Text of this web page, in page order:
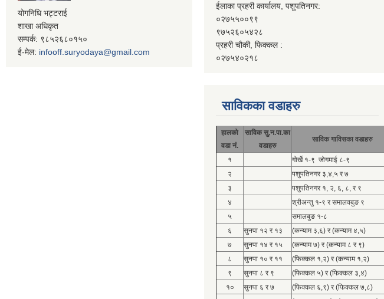
योगनिधि भट्टराई
शाखा अधिकृत
सम्पर्क: ९८५२६८०१५०
ई-मेल: infooff.suryodaya@gmail.com
ईलाका प्रहरी कार्यालय, पशुपतिनगर:
०२७५५००९९
९७५२६०५४२८
प्रहरी चौकी, फिक्कल :
०२७५४०२१८
साविकका वडाहरु
हालको
वडा नं.
साविक सु.न.पा.का
वडाहरु
साविक गाविसका वडाहरु
१
गोर्खे १-९ जोगमाई ८-९
२
पशुपतिनगर ३,४,५ र ७
३
पशुपतिनगर १, २, ६, ८, र ९
४
श्रीअन्तु १-९ र समालवबुङ ९
५
समालबुङ १-८
६
सुनपा १२ र १३
(कन्याम ३,६) र (कन्याम ४,५)
७
सुनपा १४ र १५
(कन्याम ७) र (कन्याम ८ र ९)
८
सुनपा १० र ११
(फिक्कल १,२) र (कन्याम १,२)
९
सुनपा ८ र ९
(फिक्कल ५) र (फिक्कल ३,४)
१०
सुनपा ६ र ७ (फिक्कल ६,९) र (फिक्कल ७,८)